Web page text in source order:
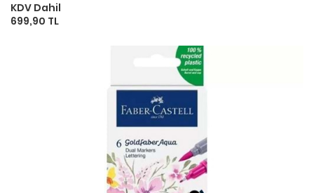
KDV Dahil
699,90 TL